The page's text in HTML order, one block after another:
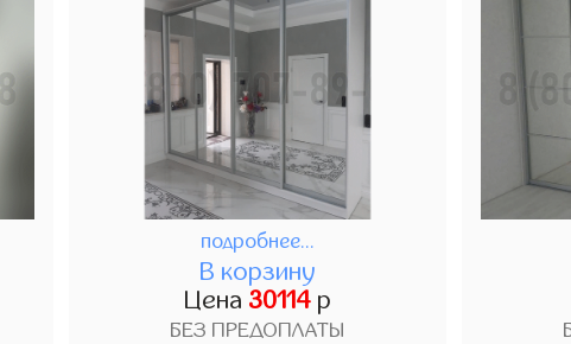
подробнее...
В корзину
Цена 30114р
БЕЗ ПРЕДОПЛАТЫ